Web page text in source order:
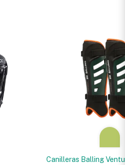
Canilleras Balling